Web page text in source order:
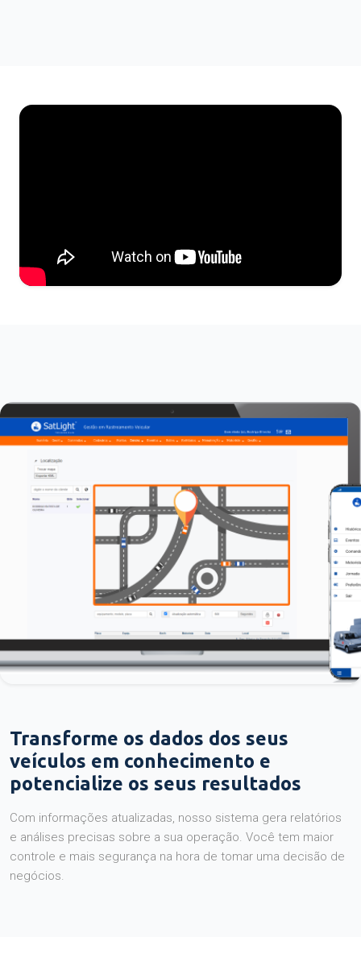
Transforme os dados dos seus
veículos em conhecimento e
potencialize os seus resultados
Com informações atualizadas, nosso sistema gera relatórios
e análises precisas sobre a sua operação. Você tem maior
controle e mais segurança na hora de tomar uma decisão de
negócios.